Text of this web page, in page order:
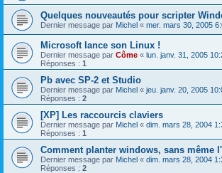
Quelques nouveautés pour scripter
Dernier message par Michel « mer. mars 30, 2005
Microsoft lance son Linux !
Dernier message par Côme « lun. janv. 31, 2005
Réponses : 1
Pb avec SP-2 et Studio
Dernier message par Michel « jeu. janv. 20, 2005
Réponses : 2
[XP] Les raccourcis claviers
Dernier message par Michel « dim. mars 28, 2004
Réponses : 1
Comment planter windows, sans même
Dernier message par Michel « dim. mars 28, 2004
Réponses : 2